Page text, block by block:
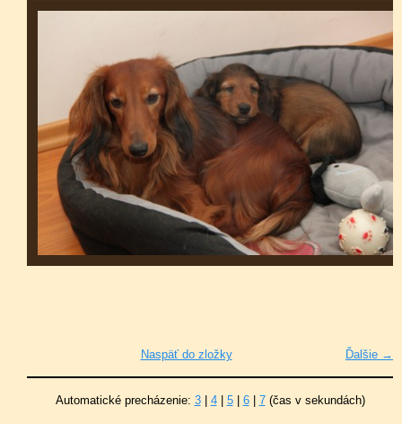
Ďalšie →
Naspäť do zložky
Automatické precházenie: 3| 4| 5| 6| 7(čas v sekundách)